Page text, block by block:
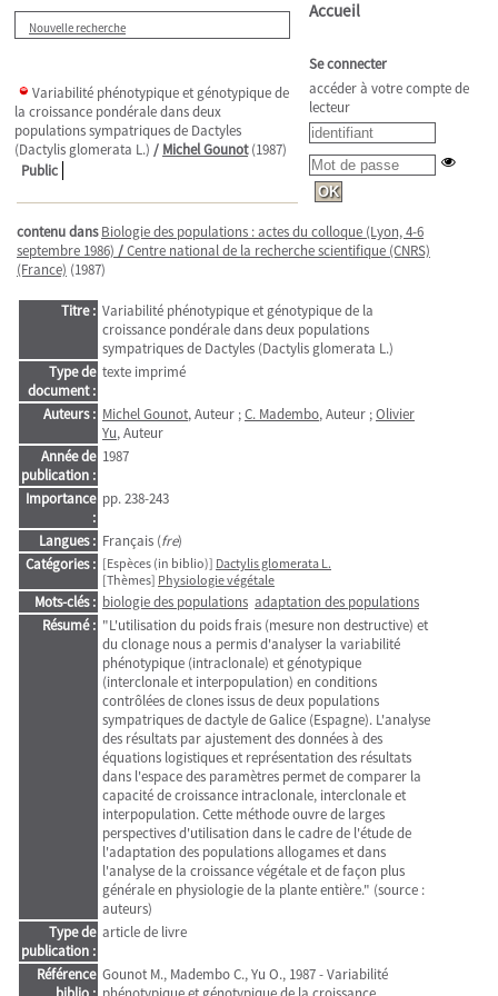
Nouvelle recherche
Variabilité phénotypique et génotypique de
la croissance pondérale dans deux
populations sympatriques de Dactyles
(Dactylis glomerata L.) / Michel Gounot(1987)
Public
contenu dans Biologie des populations : actes du colloque (Lyon, 4-6
septembre 1986) /Centre national de la recherche scientifique (CNRS)
(France) (1987)
Titre : Variabilité phénotypique et génotypique de la
croissance pondérale dans deux populations
sympatriques de Dactyles (Dactylis glomerata L.)
Type de
document :
texte imprimé
Auteurs : Michel Gounot, Auteur ;C. Madembo, Auteur ;Olivier
Yu, Auteur
Année de
publication :
1987
Importance
:
pp. 238-243
Langues : Français (fre)
Catégories : [Espèces (in biblio)] Dactylis glomerata L.
[Thèmes] Physiologie végétale
Mots-clés : biologie des populations adaptation des populations
Résumé : "L'utilisation du poids frais (mesure non destructive) et
du clonage nous a permis d'analyser la variabilité
phénotypique (intraclonale) et génotypique
(interclonale et interpopulation) en conditions
contrôlées de clones issus de deux populations
sympatriques de dactyle de Galice (Espagne). L'analyse
des résultats par ajustement des données à des
équations logistiques et représentation des résultats
dans l'espace des paramètres permet de comparer la
capacité de croissance intraclonale, interclonale et
interpopulation. Cette méthode ouvre de larges
perspectives d'utilisation dans le cadre de l'étude de
l'adaptation des populations allogames et dans
l'analyse de la croissance végétale et de façon plus
générale en physiologie de la plante entière." (source :
auteurs)
Type de
publication :
article de livre
Référence Gounot M., Madembo C., Yu O., 1987 - Variabilité
Accueil
Se connecter
accéder à votre compte de
lecteur